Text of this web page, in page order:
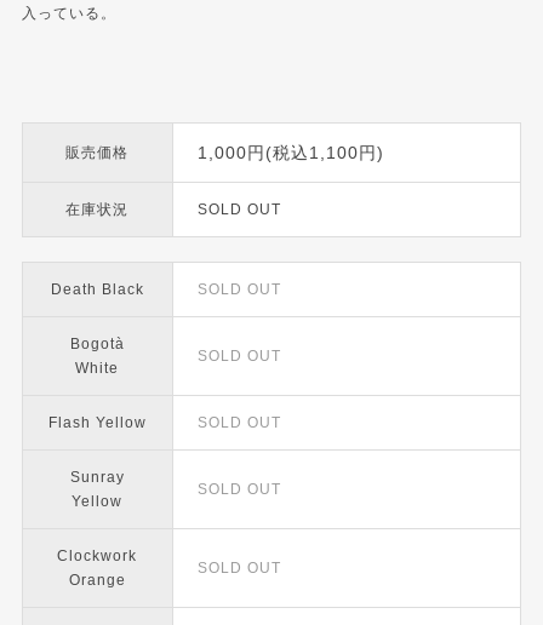
入っている。
販売価格 1,000円(税込1,100円)
在庫状況 SOLD OUT
Death Black SOLD OUT
Bogotà
White
SOLD OUT
Flash Yellow SOLD OUT
Sunray
Yellow
SOLD OUT
Clockwork
Orange
SOLD OUT